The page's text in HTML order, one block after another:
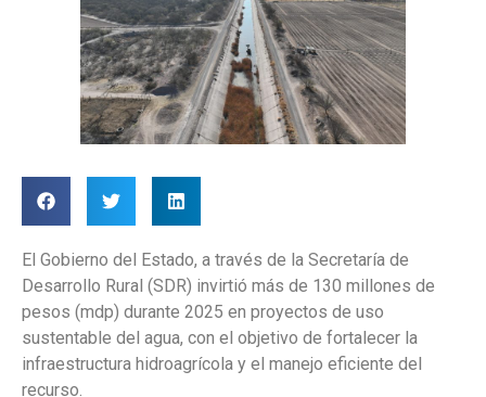
El Gobierno del Estado, a través de la Secretaría de
Desarrollo Rural (SDR) invirtió más de 130 millones de
pesos (mdp) durante 2025 en proyectos de uso
sustentable del agua, con el objetivo de fortalecer la
infraestructura hidroagrícola y el manejo eficiente del
recurso.